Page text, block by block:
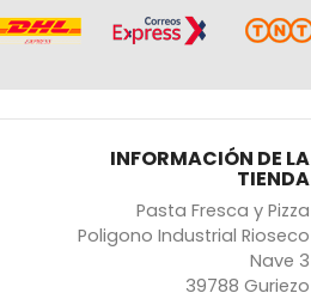
INFORMACIÓN DE LA
TIENDA
Pasta Fresca y Pizza
Poligono Industrial Rioseco
Nave 3
39788 Guriezo